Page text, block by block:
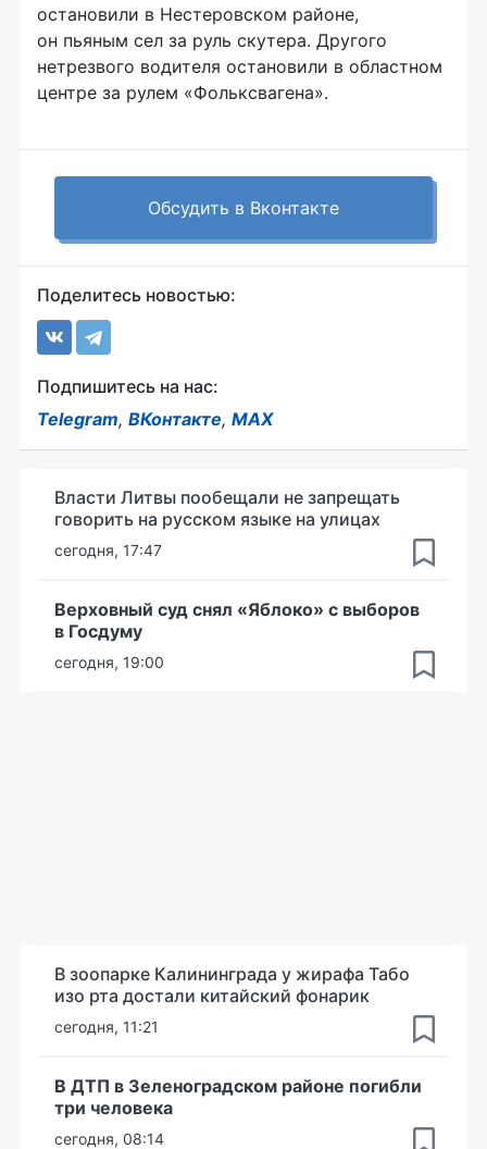
остановили в Нестеровском районе,
он пьяным сел за руль скутера. Другого
нетрезвого водителя остановили в областном
центре за рулем «Фольксвагена».
Обсудить в Вконтакте
Поделитесь новостью:
Подпишитесь на нас:
Telegram, ВКонтакте, MAX
Власти Литвы пообещали не запрещать
говорить на русском языке на улицах
сегодня, 17:47
Верховный суд снял «Яблоко» с выборов
в Госдуму
сегодня, 19:00
В зоопарке Калининграда у жирафа Табо
изо рта достали китайский фонарик
сегодня, 11:21
В ДТП в Зеленоградском районе погибли
три человека
сегодня, 08:14